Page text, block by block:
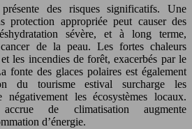
présente des risques significatifs. Une
protection appropriée peut causer des
sévère, et à long terme,
de la peau. Les fortes chaleurs
les incendies de forêt, exacerbés par le
fonte des glaces polaires est également
du tourisme estival surcharge les
négativement les écosystèmes locaux.
de climatisation augmente
d’énergie.